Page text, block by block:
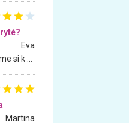
Eva
Martina